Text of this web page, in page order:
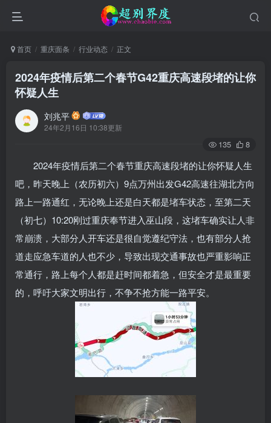
首页 重庆面条 行业动态 正文
2024年疫情后第二个春节G42重庆高速段堵的让你
怀疑人生
刘兆平
24年2月16日 10:38更新
135 8
2024年疫情后第二个春节重庆高速段堵的让你怀疑人生
吧，昨天晚上（农历初六）9点万州出发G42高速往湖北方向
路上一路通红，无论晚上还是白天都是堵车状态，至第二天
（初七）10:20刚过重庆奉节进入巫山段，这堵车确实让人非
常崩溃，大部分人开车还是很自觉遵纪守法，也有部分人抢
道走应急车道的人也不少，导致出现交通事故也严重影响正
常通行，路上每个人都是赶时间都着急，但安全才是最重要
的，呼吁大家文明出行，不争不抢方能一路平安。